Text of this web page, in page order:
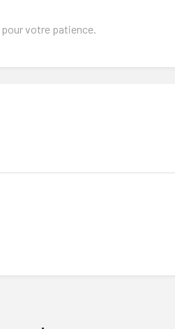
votre patience.